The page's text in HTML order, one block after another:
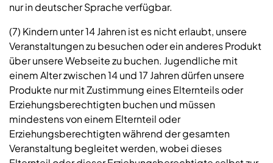
nur in deutscher Sprache verfügbar.
(7) Kindern unter 14 Jahren ist es nicht erlaubt, unsere
Veranstaltungen zu besuchen oder ein anderes Produkt
über unsere Webseite zu buchen. Jugendliche mit
einem Alter zwischen 14 und 17 Jahren dürfen unsere
Produkte nur mit Zustimmung eines Elternteils oder
Erziehungsberechtigten buchen und müssen
mindestens von einem Elternteil oder
Erziehungsberechtigten während der gesamten
Veranstaltung begleitet werden, wobei dieses